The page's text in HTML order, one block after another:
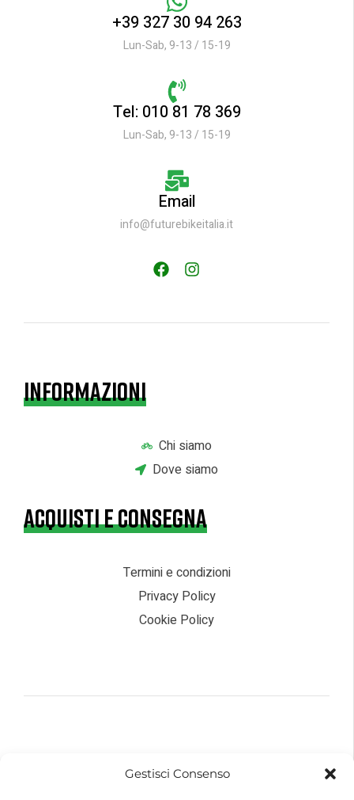
Gestisci Consenso
+39 327 30 94 263
Lun-Sab, 9-13 / 15-19
Tel: 010 81 78 369
Lun-Sab, 9-13 / 15-19
Email
info@futurebikeitalia.it
INFORMAZIONI
Chi siamo
Dove siamo
ACQUISTI E CONSEGNA
Termini e condizioni
Privacy Policy
Cookie Policy